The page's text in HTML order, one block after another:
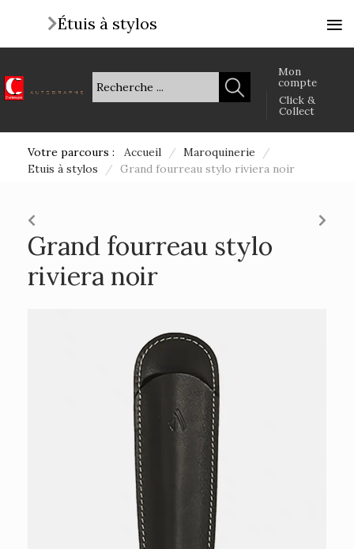
Mon
compte
Click &
Collect
Votre parcours : Accueil / Maroquinerie
/
Etuis à stylos
/ Grand fourreau stylo riviera noir
Grand fourreau stylo
riviera noir
Étuis à stylos ≡